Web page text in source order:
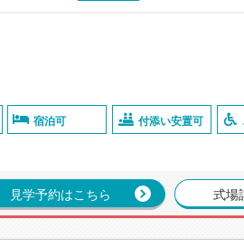
宿泊可 付添い安置可
見学予約はこちら 式場